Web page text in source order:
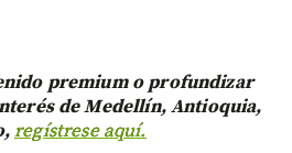
premium o profundizar
de Medellín, Antioquia,
regístrese aquí.